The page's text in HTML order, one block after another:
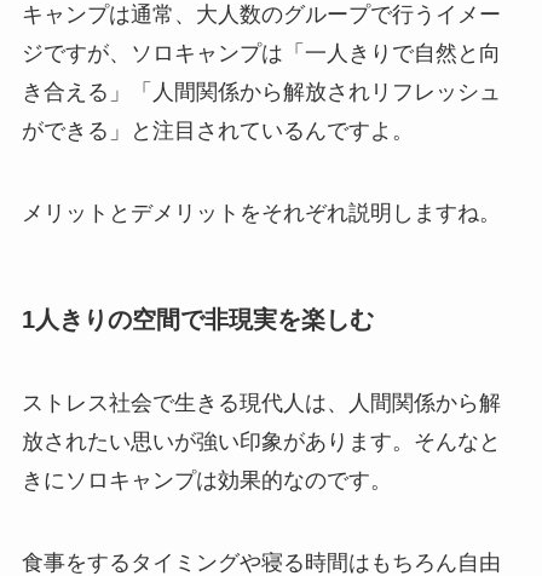
キャンプは通常、大人数のグループで行うイメー
ジですが、ソロキャンプは「一人きりで自然と向
き合える」「人間関係から解放されリフレッシュ
ができる」と注目されているんですよ。
メリットとデメリットをそれぞれ説明しますね。
1人きりの空間で非現実を楽しむ
ストレス社会で生きる現代人は、人間関係から解
放されたい思いが強い印象があります。そんなと
きにソロキャンプは効果的なのです。
食事をするタイミングや寝る時間はもちろん自由